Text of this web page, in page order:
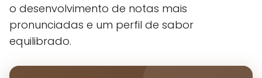
o desenvolvimento de notas mais
pronunciadas e um perfil de sabor
equilibrado.